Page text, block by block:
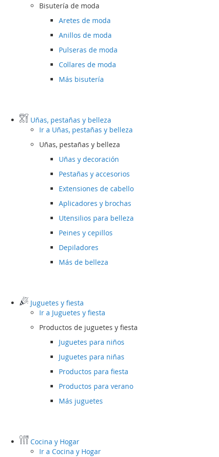
Bisutería de moda
Aretes de moda
Anillos de moda
Pulseras de moda
Collares de moda
Más bisutería
Uñas, pestañas y belleza
Ir a Uñas, pestañas y belleza
Uñas, pestañas y belleza
Uñas y decoración
Pestañas y accesorios
Extensiones de cabello
Aplicadores y brochas
Utensilios para belleza
Peines y cepillos
Depiladores
Más de belleza
Juguetes y fiesta
Ir a Juguetes y fiesta
Productos de juguetes y fiesta
Juguetes para niños
Juguetes para niñas
Productos para fiesta
Productos para verano
Más juguetes
Cocina y Hogar
Ir a Cocina y Hogar